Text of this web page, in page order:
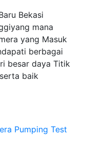
Bekasi
mana
yang Masuk
berbagai
besar daya Titik
baik
Pumping Test